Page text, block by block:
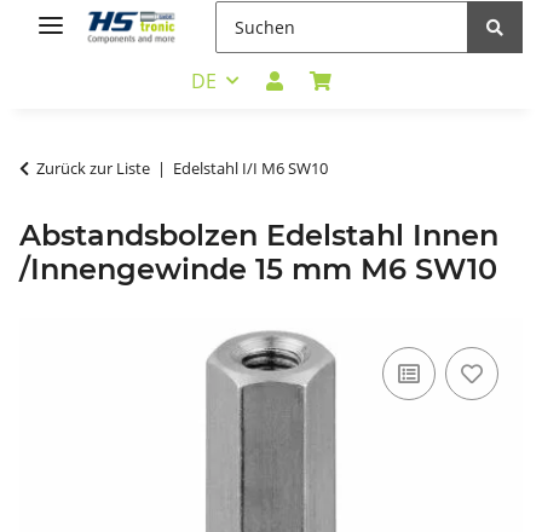
DE
Zurück zur Liste Edelstahl I/I M6 SW10
Abstandsbolzen Edelstahl Innen
/Innengewinde 15 mm M6 SW10